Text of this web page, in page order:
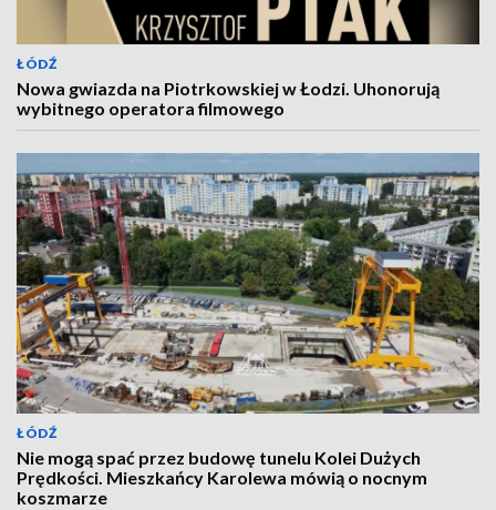
ŁÓDŹ
Nowa gwiazda na Piotrkowskiej w Łodzi. Uhonorują
wybitnego operatora filmowego
ŁÓDŹ
Nie mogą spać przez budowę tunelu Kolei Dużych
Prędkości. Mieszkańcy Karolewa mówią o nocnym
koszmarze